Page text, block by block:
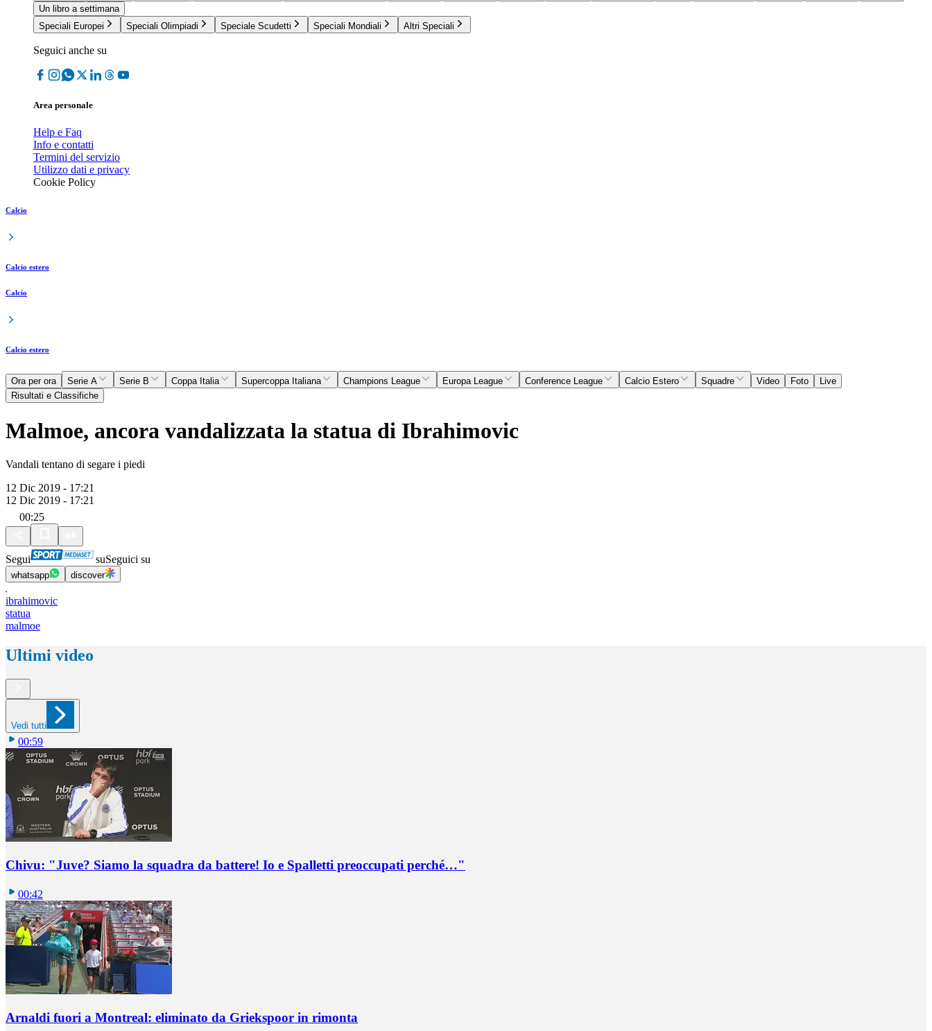
Un libro a settimana
Speciali Europei
Speciali Olimpiadi Speciale Scudetti Speciali Mondiali Altri Speciali
Seguici anche su
Area personale
Help e Faq
Info e contatti
Termini del servizio
Utilizzo dati e privacy
Cookie Policy
Calcio
Calcio estero
Calcio
Calcio estero
Ora per ora Serie A Serie B Coppa Italia Supercoppa Italiana Champions League Europa League Conference League Calcio Estero Squadre Video Foto
Live
Risultati e Classifiche
Malmoe, ancora vandalizzata la statua di Ibrahimovic
Vandali tentano di segare i piedi
12 Dic 2019 - 17:21
12 Dic 2019 - 17:21
00:25
Segui suSeguici su
whatsapp discover
ibrahimovic
statua
malmoe
Ultimi video
Vedi tutti
00:59
Chivu: "Juve? Siamo la squadra da battere! Io e Spalletti preoccupati perché…"
00:42
Arnaldi fuori a Montreal: eliminato da Griekspoor in rimonta